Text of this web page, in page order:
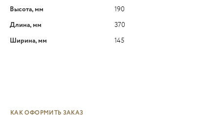
Высота, мм
190
Длина, мм
370
Ширина, мм
145
КАК ОФОРМИТЬ ЗАКАЗ